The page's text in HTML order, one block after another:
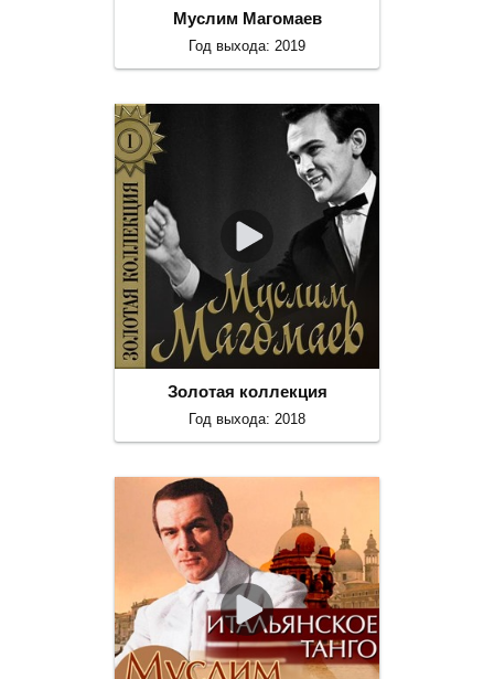
Муслим Магомаев
Год выхода: 2019
Золотая коллекция
Год выхода: 2018